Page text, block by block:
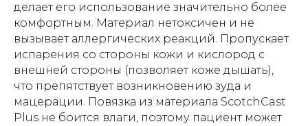
делает его использование значительно более
комфортным. Материал нетоксичен и не
вызывает аллергических реакций. Пропускает
испарения со стороны кожи и кислород с
внешней стороны (позволяет коже дышать),
что препятствует возникновению зуда и
мацерации. Повязка из материала ScotchCast
Plus не боится влаги, поэтому пациент может